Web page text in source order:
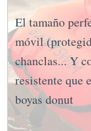
El tamaño
móvil
chanclas... Y
resistente que
boyas donut